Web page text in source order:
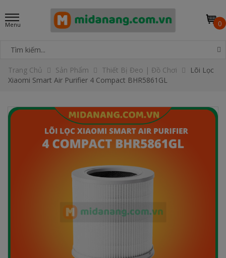
0
Trang Chủ Sản Phẩm Thiết Bị Đeo | Đồ Chơi
Lõi Lọc
Xiaomi Smart Air Purifier 4 Compact BHR5861GL